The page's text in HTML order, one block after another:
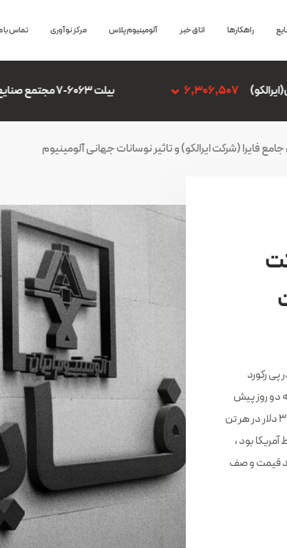
راهکارها اتاق خبر آلومینیوم پلاس مرکز نوآوری تماس با
بیلت 6063-7 مجتمع صنایع آلومینیوم جنوب
فایرا (شرکت ایرالکو) و تاثیر نوسانات جهانی آلومینیوم
پی رکورد
که دو روز پیش
به بیشترین میزان از سال ۲۰۱۱ به ۲ هزار و ۳۷۷٫۵ دلار در هر تن
بود ،
قیمت و صف